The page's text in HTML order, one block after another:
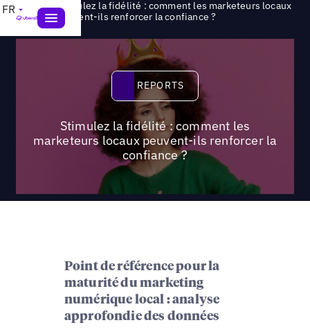
FR Reports>Stimulez la fidélité : comment les marketeurs locaux
peuvent-ils renforcer la confiance ?
Reports
REPORTS
Stimulez la fidélité : comment les
marketeurs locaux peuvent-ils renforcer la
confiance ?
Point de référence pour la
maturité du marketing
numérique local : analyse
approfondie des données